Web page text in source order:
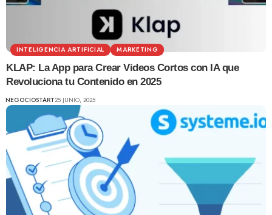
INTELIGENCIA ARTIFICIAL MARKETING
KLAP: La App para Crear Videos Cortos con IA que
Revoluciona tu Contenido en 2025
NEGOCIOSTART25 JUNIO, 2025